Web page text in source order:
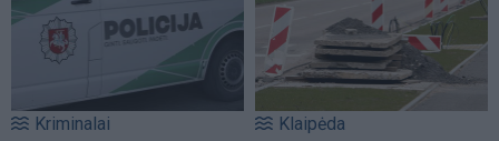
Kriminalai Klaipėda